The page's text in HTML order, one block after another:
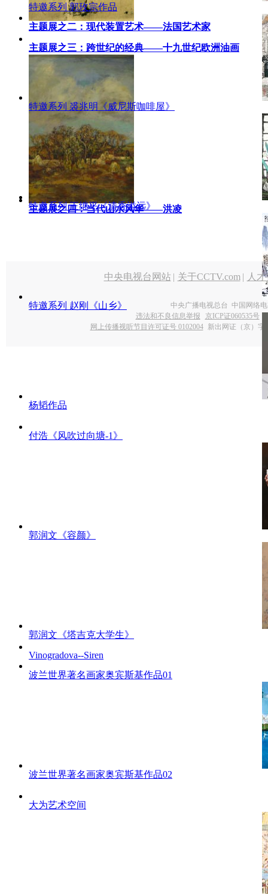
主题展之二：现代装置艺术——法国艺术家
主题展之三：跨世纪的经典——十九世纪欧洲油画
主题展之四：当代山水风华——洪凌
特邀系列 郭玫宗作品
特邀系列 裘兆明《威尼斯咖啡屋》
特邀系列 王继平《清香溢远》
特邀系列 赵刚《山乡》
杨韬作品
付浩《风吹过向塘-1》
郭润文《容颜》
郭润文《塔吉克大学生》
Vinogradova--Siren
波兰世界著名画家奥宾斯基作品01
波兰世界著名画家奥宾斯基作品02
大为艺术空间
中央电视台网站 | 关于CCTV.com | 人
中央广播电视总台 中国网络
违法和不良信息举报
京ICP证060535号
网上传播视听节目许可证号 0102004 新出网证（京）